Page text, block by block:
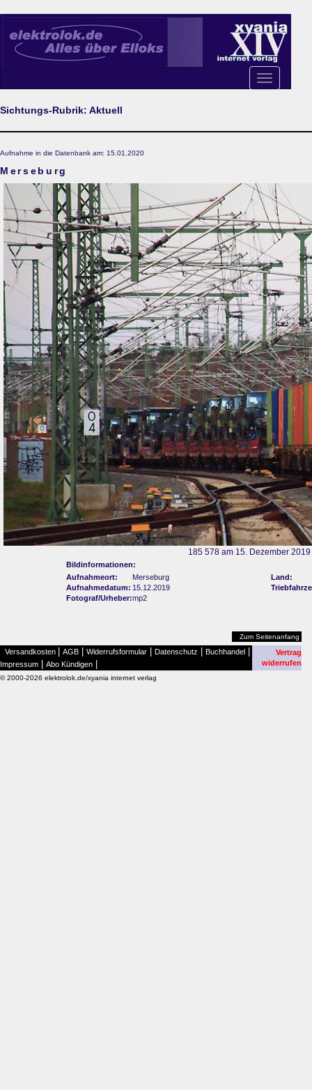
Toggle
navigation
Sichtungs-Rubrik: Aktuell
Aufnahme in die Datenbank am: 15.01.2020
Merseburg
185 578 am 15. Dezember
Bildinformationen:
Aufnahmeort:
Merseburg
Land:
Aufnahmedatum: 15.12.2019
Fotograf/Urheber:mp2
Zum Seitenanfang
Versandkosten AGB Widerrufsformular Datenschutz Buchhandel
Impressum Abo Kündigen
Vertrag
widerrufen
© 2000-2026 elektrolok.de/xyania internet verlag